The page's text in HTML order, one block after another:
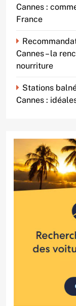
Cannes :
France
Cannes – la
nourriture
Stations
Cannes :